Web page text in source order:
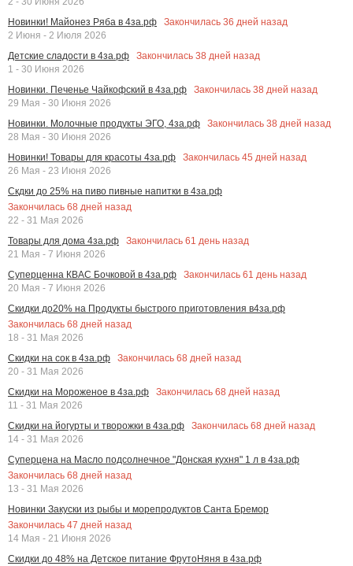
Новинки! Майонез Ряба в 4за.рф
Закончилась 36 дней назад
2 Июня - 2 Июля 2026
Детские сладости в 4за.рф
Закончилась 38 дней назад
1 - 30 Июня 2026
Новинки. Печенье Чайкофский в 4за.рф
Закончилась 38 дней назад
29 Мая - 30 Июня 2026
Новинки. Молочные продукты ЭГО, 4за.рф
Закончилась 38 дней назад
28 Мая - 30 Июня 2026
Новинки! Товары для красоты 4за.рф
Закончилась 45 дней назад
26 Мая - 23 Июня 2026
Скдки до 25% на пиво пивные напитки в 4за.рф
Закончилась 68 дней назад
22 - 31 Мая 2026
Товары для дома 4за.рф
Закончилась 61 день назад
21 Мая - 7 Июня 2026
Суперценна КВАС Бочковой в 4за.рф
Закончилась 61 день назад
20 Мая - 7 Июня 2026
Скидки до20% на Продукты быстрого приготовления в4за.рф
Закончилась 68 дней назад
18 - 31 Мая 2026
Скидки на сок в 4за.рф
Закончилась 68 дней назад
20 - 31 Мая 2026
Скидки на Мороженое в 4за.рф
Закончилась 68 дней назад
11 - 31 Мая 2026
Скидки на йогурты и творожки в 4за.рф
Закончилась 68 дней назад
14 - 31 Мая 2026
Суперцена на Масло подсолнечное "Донская кухня" 1 л в 4за.рф
Закончилась 68 дней назад
13 - 31 Мая 2026
Новинки Закуски из рыбы и морепродуктов Санта Бремор
Закончилась 47 дней назад
14 Мая - 21 Июня 2026
Скидки до 48% на Детское питание ФрутоНяня в 4за.рф